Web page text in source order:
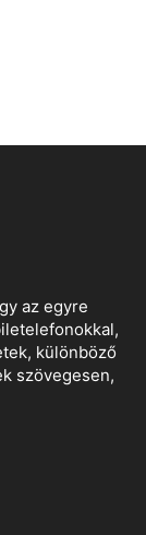
az egyre
különböző
szövegesen,